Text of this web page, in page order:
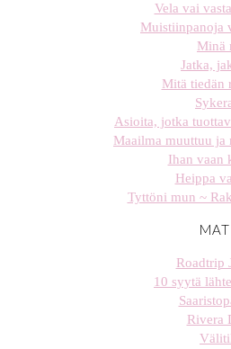
Vela vai
Muistiinpanoja
Minä
Jatka,
Mitä tiedän
Asioita, jotka
Maailma muuttuu ja
Ihan vaan
Heippa
Tyttöni mun ~
Roadtrip
10 syytä
Rivera